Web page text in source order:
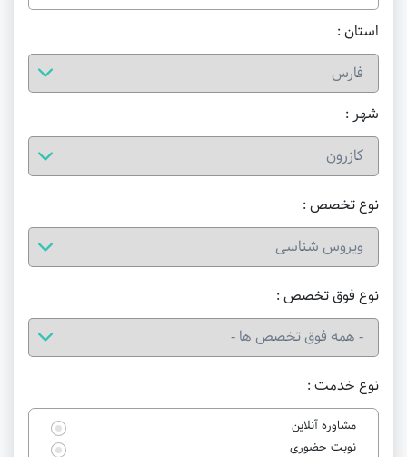
استان :
شهر :
نوع خدمت :
مشاوره آنلاین
نوبت حضوری
نوع تخصص :
نوع فوق تخصص :